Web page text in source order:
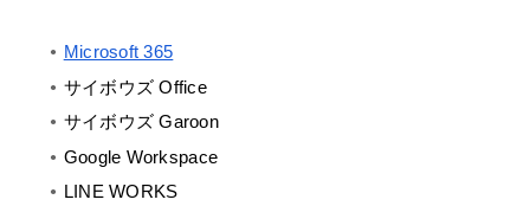
Microsoft 365
サイボウズ Office
サイボウズ Garoon
Google Workspace
LINE WORKS